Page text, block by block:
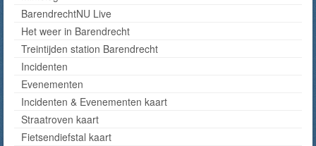
BarendrechtNU Live
Het weer in Barendrecht
Treintijden station Barendrecht
Incidenten
Evenementen
Incidenten & Evenementen kaart
Straatroven kaart
Fietsendiefstal kaart